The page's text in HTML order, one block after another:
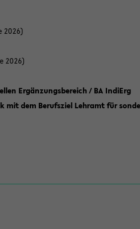
2026)
2026)
Ergänzungsbereich / BA IndiErg
mit dem Berufsziel Lehramt für